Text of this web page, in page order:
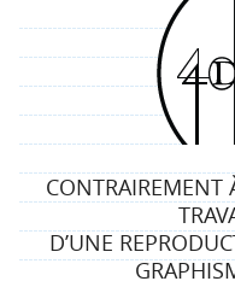
CONTRAIREMENT
D’UNE